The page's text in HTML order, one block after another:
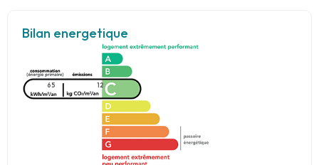
Bilan energetique
65 12